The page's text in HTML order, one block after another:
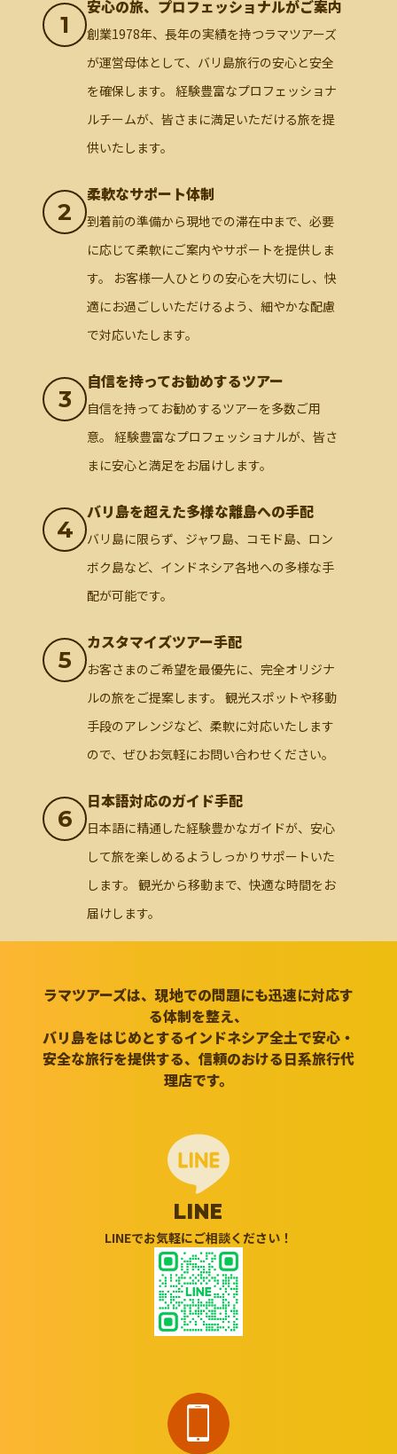
1
安心の旅、プロフェッショナルがご案内
創業1978年、長年の実績を持つラマツアーズ
が運営母体として、バリ島旅行の安心と安全
を確保します。 経験豊富なプロフェッショナ
ルチームが、皆さまに満足いただける旅を提
供いたします。
2
柔軟なサポート体制
到着前の準備から現地での滞在中まで、必要
に応じて柔軟にご案内やサポートを提供しま
す。 お客様一人ひとりの安心を大切にし、快
適にお過ごしいただけるよう、細やかな配慮
で対応いたします。
3
自信を持ってお勧めするツアー
自信を持ってお勧めするツアーを多数ご用
意。 経験豊富なプロフェッショナルが、皆さ
まに安心と満足をお届けします。
4
バリ島を超えた多様な離島への手配
バリ島に限らず、ジャワ島、コモド島、ロン
ボク島など、インドネシア各地への多様な手
配が可能です。
5
カスタマイズツアー手配
お客さまのご希望を最優先に、完全オリジナ
ルの旅をご提案します。 観光スポットや移動
手段のアレンジなど、柔軟に対応いたします
ので、ぜひお気軽にお問い合わせください。
6
日本語対応のガイド手配
日本語に精通した経験豊かなガイドが、安心
して旅を楽しめるようしっかりサポートいた
します。 観光から移動まで、快適な時間をお
届けします。
ラマツアーズは、現地での問題にも迅速に対応す
る体制を整え、
バリ島をはじめとするインドネシア全土で安心・
安全な旅行を提供する、信頼のおける日系旅行代
理店です。
LINE
LINEでお気軽にご相談ください！